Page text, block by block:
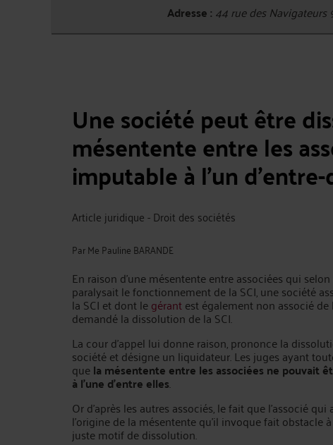
Adresse : 44 rue des Navigateurs
Une société peut être
mésentente entre les
imputable à l’un
Article juridique - Droit des sociétés
ParMe Pauline BARANDE
En raison d’une mésentente entre associées qui
paralysait le fonctionnement de la SCI, une société
la SCI et dont legérantest également non associé de
demandé la dissolution de la SCI.
La cour d’appel lui donne raison, prononce la
société et désigne un liquidateur. Les juges ayant
quela mésentente entre les associées ne pouvait
à l’une d’entre elles.
Or d’après les autres associés, le fait que l’associé
l’origine de la mésentente qu’il invoque fait
juste motif de dissolution.